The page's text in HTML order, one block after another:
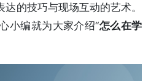
的技巧与现场互动的艺术。
小编就为大家介绍“怎么在学